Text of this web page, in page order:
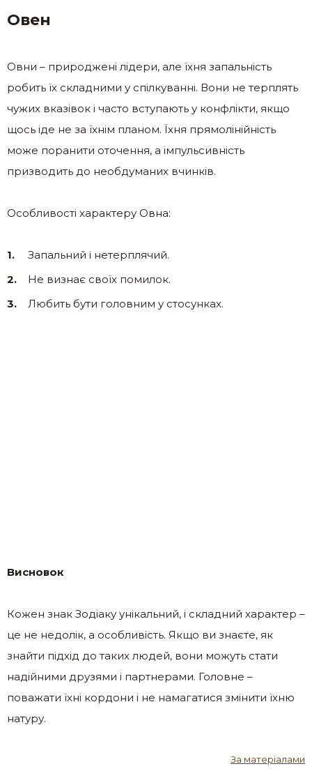
Овен
Овни – природжені лідери, але їхня запальність
робить їх складними у спілкуванні. Вони не терплять
чужих вказівок і часто вступають у конфлікти, якщо
щось іде не за їхнім планом. Їхня прямолінійність
може поранити оточення, а імпульсивність
призводить до необдуманих вчинків.
Особливості характеру Овна:
Запальний і нетерплячий.
Не визнає своїх помилок.
Любить бути головним у стосунках.
Висновок
Кожен знак Зодіаку унікальний, і складний характер –
це не недолік, а особливість. Якщо ви знаєте, як
знайти підхід до таких людей, вони можуть стати
надійними друзями і партнерами. Головне –
поважати їхні кордони і не намагатися змінити їхню
натуру.
За матеріалами